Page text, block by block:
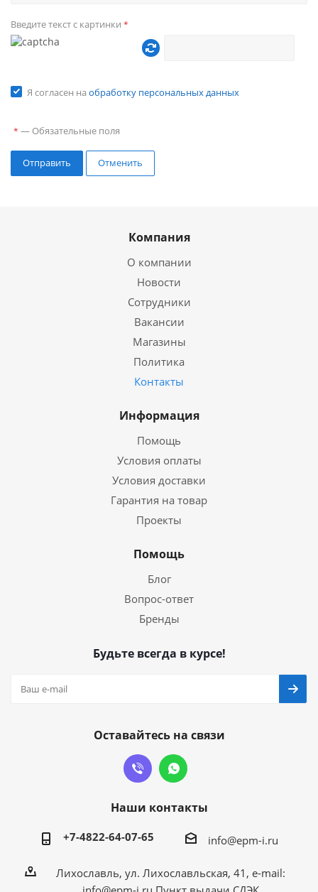
Введите текст с картинки *
Я согласен на обработку персональных данных
* — Обязательные поля
Отправить Отменить
Компания
О компании
Новости
Сотрудники
Вакансии
Магазины
Политика
Контакты
Информация
Помощь
Условия оплаты
Условия доставки
Гарантия на товар
Проекты
Помощь
Блог
Вопрос-ответ
Бренды
Будьте всегда в курсе!
Оставайтесь на связи
Наши контакты
+7-4822-64-07-65 info@epm-i.ru
Лихославль, ул. Лихославльская, 41, e-mail: